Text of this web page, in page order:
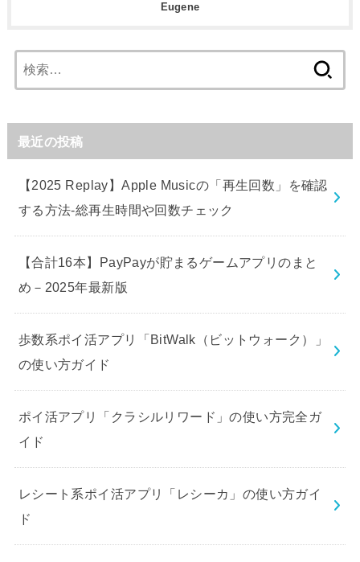
Eugene
索:
最近の投稿
【2025 Replay】Apple Musicの「再生回数」を確認
する方法-総再生時間や回数チェック
【合計16本】PayPayが貯まるゲームアプリのまと
め－2025年最新版
歩数系ポイ活アプリ「BitWalk（ビットウォーク）」
の使い方ガイド
ポイ活アプリ「クラシルリワード」の使い方完全ガ
イド
レシート系ポイ活アプリ「レシーカ」の使い方ガイ
ド